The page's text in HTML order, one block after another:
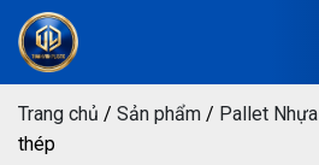
Chuyển
đến
dungTrang chủ / Sản phẩm / Pallet Nhựa
thép